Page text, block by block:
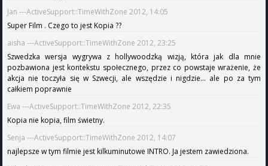
Jan ---ActiveSupport::TimeWithZone 2012, 14:05
Super Film . Czego to jest Kopia ??
aisha ---ActiveSupport::TimeWithZone 2012, 23:25
Szwedzka wersja wygrywa z hollywoodzką wizją, która jak dla mnie
pozbawiona jest kontekstu społecznego, przez co powstaje wrażenie, że
akcja nie toczyła się w Szwecji, ale wszędzie i nigdzie... ale po za tym
całkiem poprawnie
Ewa ---ActiveSupport::TimeWithZone 2012, 22:35
Kopia nie kopia, film świetny.
Senja ---ActiveSupport::TimeWithZone 2012, 14:07
najlepsze w tym filmie jest kilkuminutowe INTRO. Ja jestem zawiedziona.